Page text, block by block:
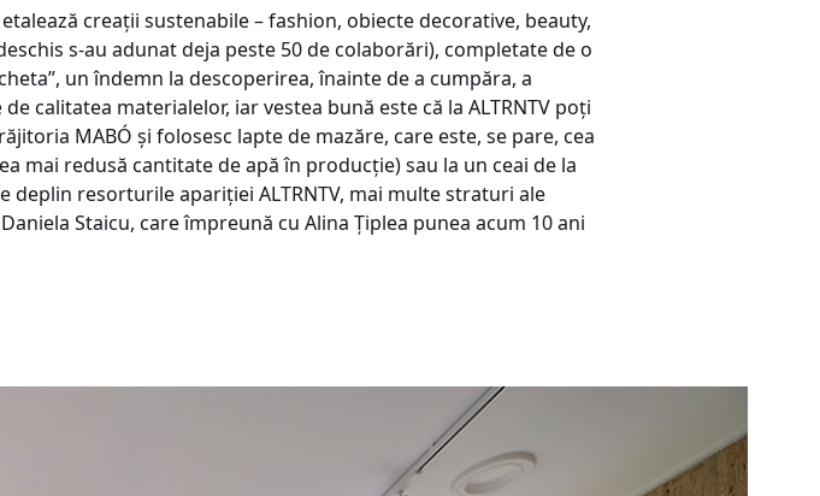
creații sustenabile – fashion, obiecte decorative, beauty,
s-au adunat deja peste 50 de colaborări), completate de o
un îndemn la descoperirea, înainte de a cumpăra, a
calitatea materialelor, iar vestea bună este că la ALTRNTV poți
MABÓ și folosesc lapte de mazăre, care este, se pare, cea
mai redusă cantitate de apă în producție) sau la un ceai de la
deplin resorturile apariției ALTRNTV, mai multe straturi ale
Staicu, care împreună cu Alina Țiplea punea acum 10 ani